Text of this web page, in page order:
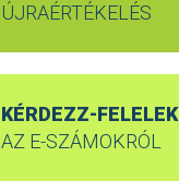
ÚJRAÉRTÉKELÉS
KÉRDEZZ-FELELEK
AZ E-SZÁMOKRÓL